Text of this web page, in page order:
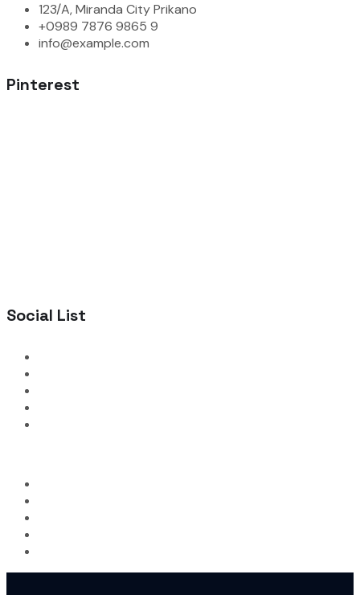
123/A, Miranda City Prikano
+0989 7876 9865 9
info@example.com
Pinterest
Social List